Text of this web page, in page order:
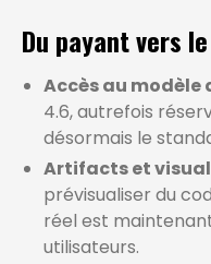
Du payant vers
Accès au modèle
4.6, autrefois
désormais le
Artifacts et
prévisualiser du
réel est
utilisateurs.